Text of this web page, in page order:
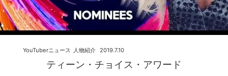
ティーン・チョイス・アワード
2019.7.10
YouTuberニュース 人物紹介